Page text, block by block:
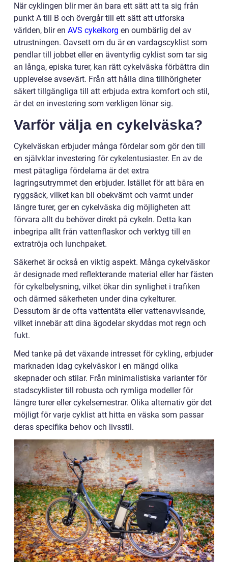
När cyklingen blir mer än bara ett sätt att ta sig från
punkt A till B och övergår till ett sätt att utforska
världen, blir en AVS cykelkorg en oumbärlig del av
utrustningen. Oavsett om du är en vardagscyklist som
pendlar till jobbet eller en äventyrlig cyklist som tar sig
an långa, episka turer, kan rätt cykelväska förbättra din
upplevelse avsevärt. Från att hålla dina tillhörigheter
säkert tillgängliga till att erbjuda extra komfort och stil,
är det en investering som verkligen lönar sig.
Varför välja en cykelväska?
Cykelväskan erbjuder många fördelar som gör den till
en självklar investering för cykelentusiaster. En av de
mest påtagliga fördelarna är det extra
lagringsutrymmet den erbjuder. Istället för att bära en
ryggsäck, vilket kan bli obekvämt och varmt under
längre turer, ger en cykelväska dig möjligheten att
förvara allt du behöver direkt på cykeln. Detta kan
inbegripa allt från vattenflaskor och verktyg till en
extratröja och lunchpaket.
Säkerhet är också en viktig aspekt. Många cykelväskor
är designade med reflekterande material eller har fästen
för cykelbelysning, vilket ökar din synlighet i trafiken
och därmed säkerheten under dina cykelturer.
Dessutom är de ofta vattentäta eller vattenavvisande,
vilket innebär att dina ägodelar skyddas mot regn och
fukt.
Med tanke på det växande intresset för cykling, erbjuder
marknaden idag cykelväskor i en mängd olika
skepnader och stilar. Från minimalistiska varianter för
stadscyklister till robusta och rymliga modeller för
längre turer eller cykelsemestrar. Olika alternativ gör det
möjligt för varje cyklist att hitta en väska som passar
deras specifika behov och livsstil.